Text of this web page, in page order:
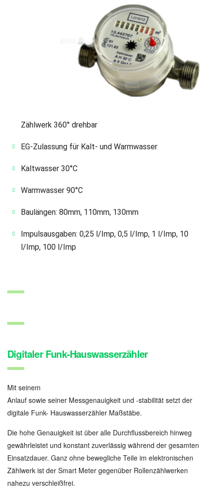
Zählwerk 360° drehbar
EG-Zulassung für Kalt- und Warmwasser
Kaltwasser 30°C
Warmwasser 90°C
Baulängen: 80mm, 110mm, 130mm
Impulsausgaben: 0,25 l/Imp, 0,5 l/Imp, 1 l/Imp, 10
l/Imp, 100 l/Imp
Digitaler Funk-Hauswasserzähler
Mit seinem
Anlauf sowie seiner Messgenauigkeit und -stabilität setzt der
digitale Funk- Hauswasserzähler Maßstäbe.
Die hohe Genauigkeit ist über alle Durchflussbereich hinweg
gewährleistet und konstant zuverlässig während der gesamten
Einsatzdauer. Ganz ohne bewegliche Teile im elektronischen
Zählwerk ist der Smart Meter gegenüber Rollenzählwerken
nahezu verschleißfrei.